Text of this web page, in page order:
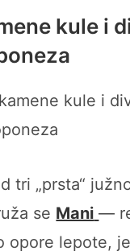
kule i
tri „prsta“
se Mani —
opore lepote,